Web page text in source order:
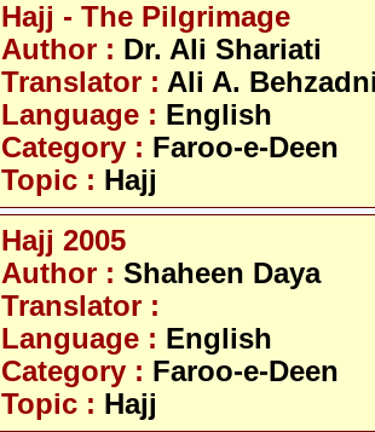
Hajj - The Pilgrimage
Author : Dr. Ali Shariati
Translator : Ali A.
Language : English
Category : Faroo-e-Deen
Topic : Hajj
Hajj 2005
Author : Shaheen Daya
Translator :
Language : English
Category : Faroo-e-Deen
Topic : Hajj